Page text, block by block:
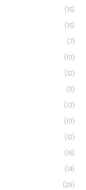
(15)
(15)
(7)
(10)
(12)
(11)
(13)
(10)
(12)
(15)
(14)
(29)